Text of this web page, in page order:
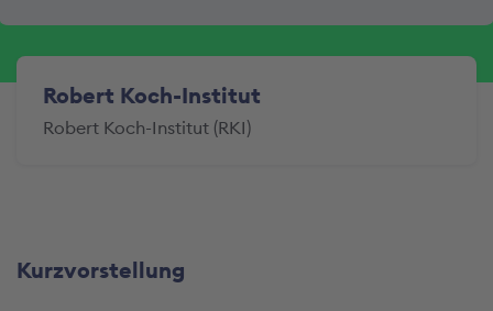
Robert Koch-Institut
Robert Koch-Institut (RKI)
Kurzvorstellung